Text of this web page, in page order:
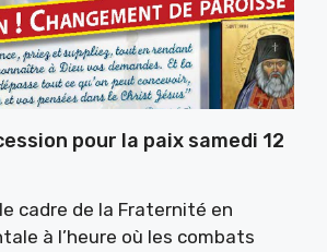
pour la paix samedi 12
cadre de la Fraternité en
à l’heure où les combats